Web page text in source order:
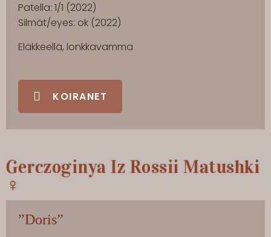
Patella: 1/1 (2022)
Silmät/eyes: ok (2022)
Eläkkeellä, lonkkavamma
KOIRANET
Gerczoginya Iz Rossii Matushki
♀
”Doris”